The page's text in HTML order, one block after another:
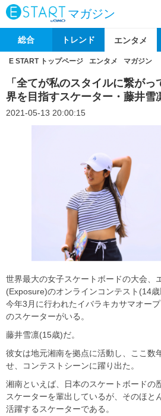
マガジン
総合 トレンド エンタメ
E START トップページ エンタメ マガジン
「全てが私のスタイルに繋が
界を目指すスケーター・藤井雪
2021-05-13 20:00:15
世界最大の女子スケートボードの大会、
(Exposure)のオンラインコンテスト(14歳
今年3月に行われたイバラキカサマオー
のスケーターがいる。
藤井雪凛(15歳)だ。
彼女は地元湘南を拠点に活動し、ここ数
せ、コンテストシーンに躍り出た。
湘南といえば、日本のスケートボードの
スケーターを輩出しているが、そのほと
活躍するスケーターである。